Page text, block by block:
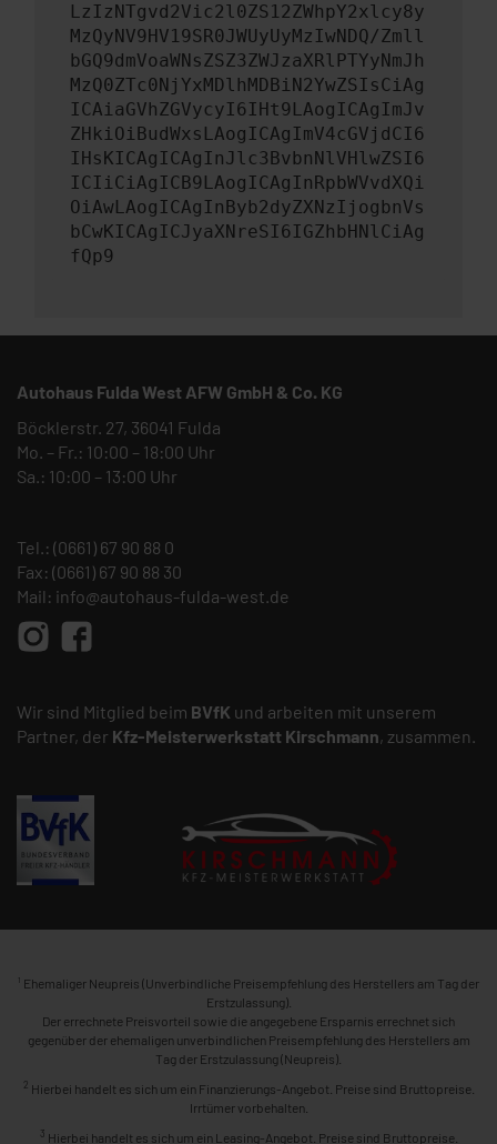
LzIzNTgvd2Vic2l0ZS12ZWhpY2xlcy8y
MzQyNV9HV19SR0JWUyUyMzIwNDQ/Zmll
bGQ9dmVoaWNsZSZ3ZWJzaXRlPTYyNmJh
MzQ0ZTc0NjYxMDlhMDBiN2YwZSIsCiAg
ICAiaGVhZGVycyI6IHt9LAogICAgImJv
ZHkiOiBudWxsLAogICAgImV4cGVjdCI6
IHsKICAgICAgInJlc3BvbnNlVHlwZSI6
ICIiCiAgICB9LAogICAgInRpbWVvdXQi
OiAwLAogICAgInByb2dyZXNzIjogbnVs
bCwKICAgICJyaXNreSI6IGZhbHNlCiAg
fQp9
Autohaus Fulda West AFW GmbH & Co. KG
Böcklerstr. 27, 36041 Fulda
Mo. – Fr.: 10:00 – 18:00 Uhr
Sa.: 10:00 – 13:00 Uhr
Tel.: (0661) 67 90 88 0
Fax: (0661) 67 90 88 30
Mail: info@autohaus-fulda-west.de
Wir sind Mitglied beim BVfK und arbeiten mit unserem
Partner, der Kfz-Meisterwerkstatt Kirschmann, zusammen.
1 Ehemaliger Neupreis (Unverbindliche Preisempfehlung des Herstellers am Tag der
Erstzulassung).
Der errechnete Preisvorteil sowie die angegebene Ersparnis errechnet sich
gegenüber der ehemaligen unverbindlichen Preisempfehlung des Herstellers am
Tag der Erstzulassung (Neupreis).
2 Hierbei handelt es sich um ein Finanzierungs-Angebot. Preise sind Bruttopreise.
Irrtümer vorbehalten.
3 Hierbei handelt es sich um ein Leasing-Angebot. Preise sind Bruttopreise.